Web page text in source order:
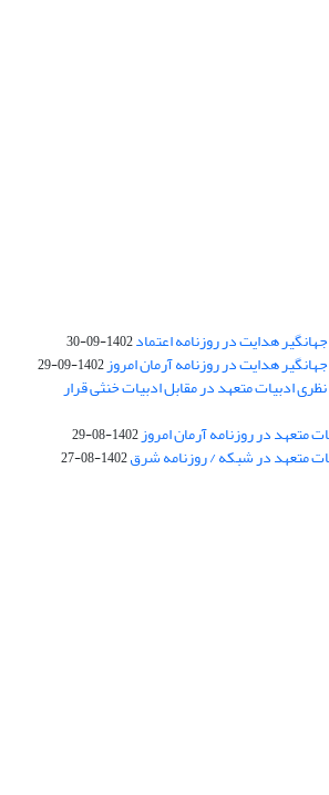
هدایت در روزنامه اعتماد1402-09-30
جهانگیر هدایت در روزنامه آرمان امروز1402-09-29
نظری ادبیات متعهد در مقابل ادبیات خنثی قرار
متعهد در روزنامه آرمان امروز1402-08-29
متعهد در شبکه / روزنامه شرق1402-08-27